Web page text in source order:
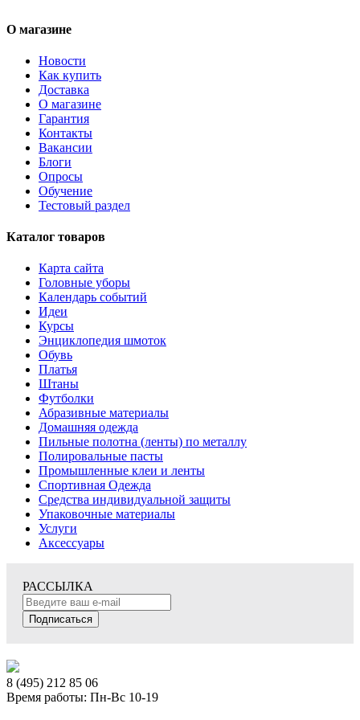
О магазине
Новости
Как купить
Доставка
О магазине
Гарантия
Контакты
Вакансии
Блоги
Опросы
Обучение
Тестовый раздел
Каталог товаров
Карта сайта
Головные уборы
Календарь событий
Идеи
Курсы
Энциклопедия шмоток
Обувь
Платья
Штаны
Футболки
Абразивные материалы
Домашняя одежда
Пильные полотна (ленты) по металлу
Полировальные пасты
Промышленные клеи и ленты
Спортивная Одежда
Средства индивидуальной защиты
Упаковочные материалы
Услуги
Аксессуары
РАССЫЛКА
Подписаться
8 (495) 212 85 06
Время работы: Пн-Вс 10-19